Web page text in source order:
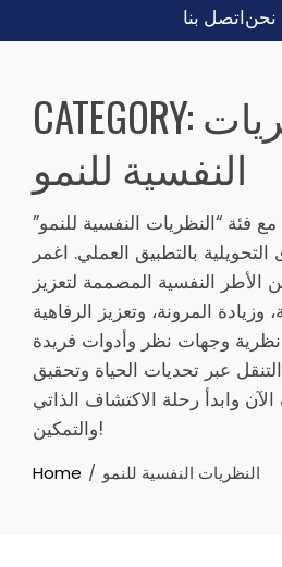
اتصل بنا
contentCATEGORY:
النفسية للنمو
فئة “النظريات النفسية للنمو”
بالتطبيق العملي. اغمر
النفسية المصممة لتعزيز
وزيادة المرونة، وتعزيز الرفاهية
وجهات نظر وأدوات فريدة
عبر تحديات الحياة وتحقيق
وابدأ رحلة الاكتشاف الذاتي
والتمكين!
Home النظريات النفسية للنمو